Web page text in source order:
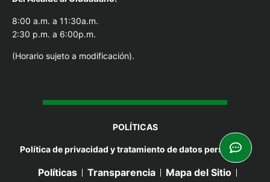
8:00 a.m. a 11:30a.m.
2:30 p.m. a 6:00p.m.
(Horario sujeto a modificación).
POLÍTICAS
Política de privacidad y tratamiento de datos personales
Políticas Transparencia
Mapa del Sitio